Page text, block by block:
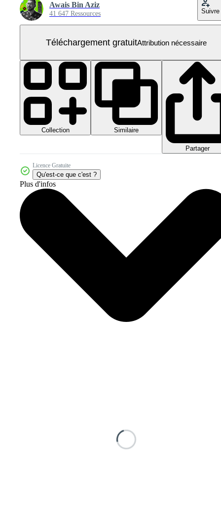
Awais Bin Aziz
41 647 Ressources Suivre
Téléchargement gratuitAttribution nécessaire
Collection Similaire
Partager
Licence Gratuite
Qu'est-ce que c'est ?
Plus d'infos